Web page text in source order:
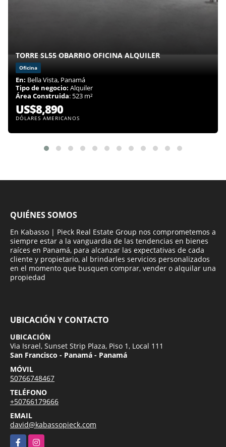
TORRE SL55 OBARRIO OFICINA ALQUILER
Oficina
En: Bella Vista, Panamá
Tipo de negocio: Alquiler
Área Construida: 523 m²
US$8,890
DÓLARES AMERICANOS
QUIÉNES SOMOS
En Kabasso | Pieck Real Estate Group nos comprometemos a
siempre estar a la vanguardia de las tendencias en bienes
raíces en Panamá, para alcanzar las expectativas de cada
cliente y propietario, al brindarles servicios personalizados
en el momento que busquen comprar, vender o alquilar una
propiedad
UBICACIÓN Y CONTACTO
UBICACIÓN
Via Israel, Sunset Strip Plaza, Piso 1, Local 111
San Francisco - Panamá - Panamá
MÓVIL
50766748467
TELÉFONO
+50766179666
EMAIL
david@kabassopieck.com
FacebookInstagram